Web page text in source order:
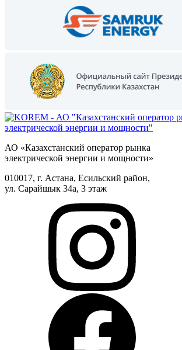
АО «Казахстанский оператор рынка
электрической энергии и мощности»
010017, г. Астана, Есильский район,
ул. Сарайшык 34а, 3 этаж